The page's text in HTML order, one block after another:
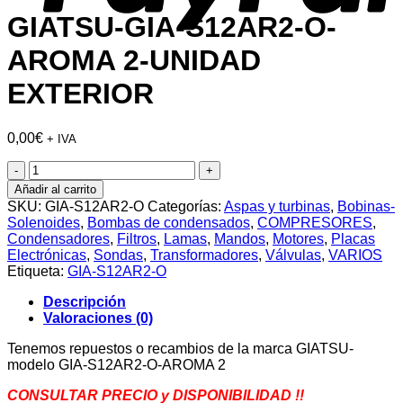
GIATSU-GIA-S12AR2-O-
AROMA 2-UNIDAD
EXTERIOR
0,00€ + IVA
GIATSU-
GIA-
S12AR2-
O-
AROMA
2-
UNIDAD
EXTERIOR
cantidad
Añadir al carrito
SKU: GIA-S12AR2-O Categorías: Aspas y turbinas, Bobinas-
Solenoides, Bombas de condensados, COMPRESORES,
Condensadores, Filtros, Lamas, Mandos, Motores, Placas
Electrónicas, Sondas, Transformadores, Válvulas, VARIOS
Etiqueta: GIA-S12AR2-O
Descripción
Valoraciones (0)
Tenemos repuestos o recambios de la marca GIATSU-
modelo GIA-S12AR2-O-AROMA 2
CONSULTAR PRECIO y DISPONIBILIDAD !!